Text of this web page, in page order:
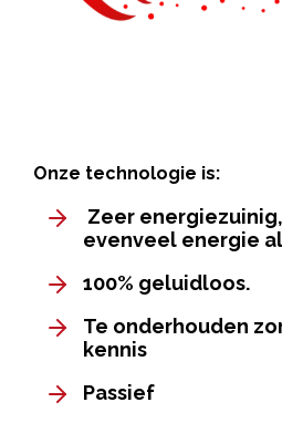
Onze technologie is:
Zeer
evenveel energie
100% geluidloos.
Te onderhouden
kennis
Passief